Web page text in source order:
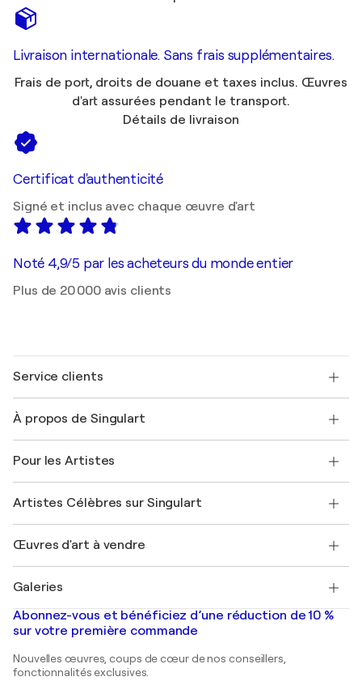
Livraison internationale. Sans frais supplémentaires.
Frais de port, droits de douane et taxes inclus. Œuvres
d'art assurées pendant le transport.
Détails de livraison
Certificat d'authenticité
Signé et inclus avec chaque œuvre d'art
Noté 4,9/5 par les acheteurs du monde entier
Plus de 20 000 avis clients
Service clients
Expédition
Offrir une carte cadeau
Rejoignez notre programme commercial
Mon compte
+33 1 76 44 06 42
À propos de Singulart
FAQ
Magazine Singulart
Emplois
Découvrez une sélection d'art original
Pour les Artistes
Se connecter en tant qu'Artiste
Artistes Célèbres sur Singulart
Marc Chagall
Banksy
Mr. Brainwash
Shepard Fairey
Œuvres d'art à vendre
Tableaux abstraits à vendre
Peintures de paysage
Estampes
Peintures acryliques
Galeries
Galeries d'art en France
Galeries d'art en Belgique
Abonnez-vous et bénéficiez d’une réduction de 10 %
sur votre première commande
Nouvelles œuvres, coups de cœur de nos conseillers,
fonctionnalités exclusives.